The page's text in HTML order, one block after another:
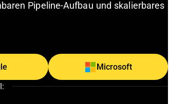
Pipeline-Aufbau und skalierbares
Microsoft